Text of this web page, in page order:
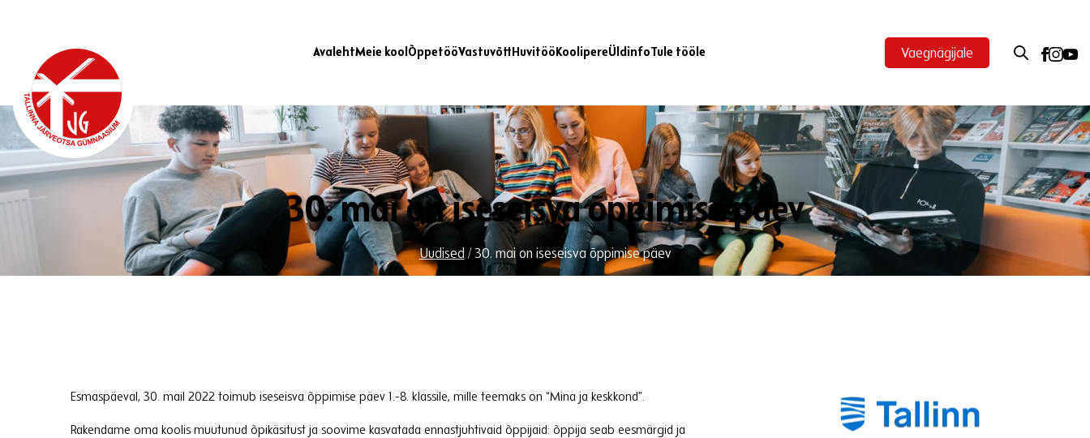
AvalehtMeie kool ÕppetööVastuvõtt Huvitöö KoolipereÜldinfoTule tööle Vaegnägijale
30. mai on iseseisva õppimise päev
Uudised / 30. mai on iseseisva õppimise päev
Esmaspäeval, 30. mail 2022 toimub iseseisva õppimise päev 1.-8. klassile, mille teemaks on “Mina ja keskkond”.
Rakendame oma koolis muutunud õpikäsitust ja soovime kasvatada ennastjuhtivaid õppijaid: õppija seab eesmärgid ja